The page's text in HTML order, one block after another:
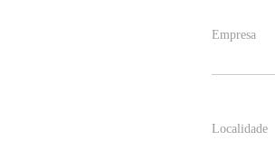
Empresa
Localidade